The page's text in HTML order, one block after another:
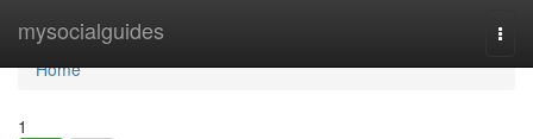
mysocialguides
Home
Home
1